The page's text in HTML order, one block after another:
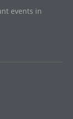
events in